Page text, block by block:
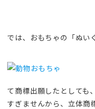
では、おもちゃの「ぬい
て商標出願したとしても
すぎませんから、立体商